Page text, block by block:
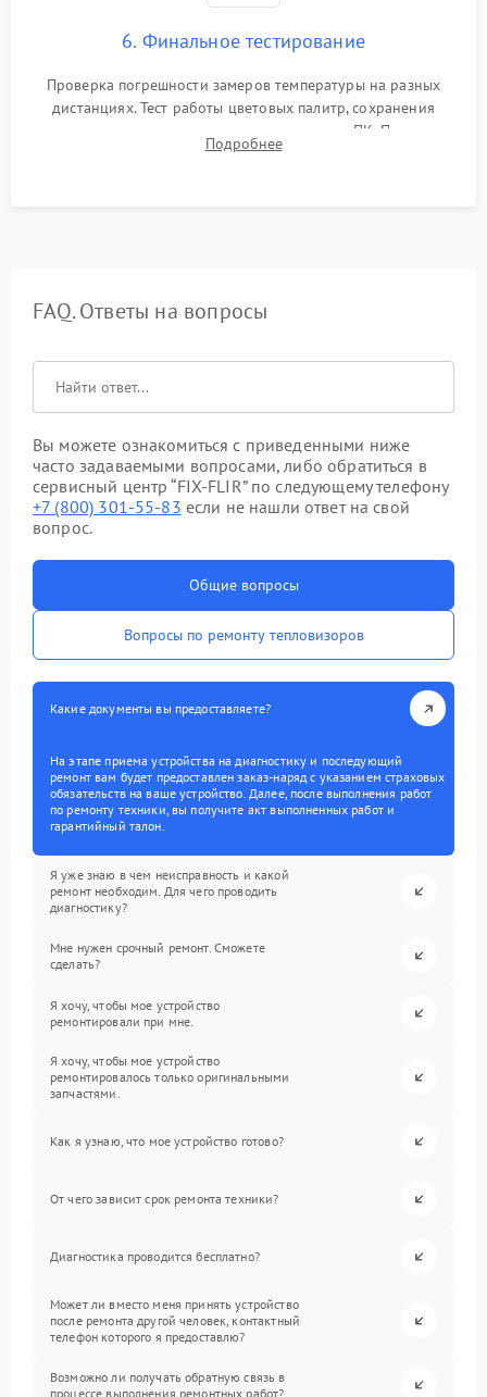
6. Финальное тестирование
Проверка погрешности замеров температуры на разных
дистанциях. Тест работы цветовых палитр, сохранения
термограмм в память и передачи данных на ПК. Проверка
автономности работы и итоговый контроль качества.
Подробнее
FAQ. Ответы на вопросы
Вы можете ознакомиться с приведенными ниже
часто задаваемыми вопросами, либо обратиться в
сервисный центр “FIX-FLIR” по следующему телефону
+7 (800) 301-55-83 если не нашли ответ на свой
вопрос.
Общие вопросы
Вопросы по ремонту тепловизоров
Какие документы вы предоставляете?
На этапе приема устройства на диагностику и последующий
ремонт вам будет предоставлен заказ-наряд с указанием страховых
обязательств на ваше устройство. Далее, после выполнения работ
по ремонту техники, вы получите акт выполненных работ и
гарантийный талон.
Я уже знаю в чем неисправность и какой
ремонт необходим. Для чего проводить
диагностику?
Мне нужен срочный ремонт. Сможете
сделать?
Я хочу, чтобы мое устройство
ремонтировали при мне.
Я хочу, чтобы мое устройство
ремонтировалось только оригинальными
запчастями.
Как я узнаю, что мое устройство готово?
От чего зависит срок ремонта техники?
Диагностика проводится бесплатно?
Может ли вместо меня принять устройство
после ремонта другой человек, контактный
телефон которого я предоставлю?
Возможно ли получать обратную связь в
процессе выполнения ремонтных работ?